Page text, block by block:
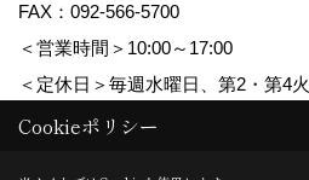
FAX：092-566-5700
＜営業時間＞10:00～17:00
＜定休日＞毎週水曜日、第2・第4
ゴールデンウィーク、夏季休暇
Cookieポリシー